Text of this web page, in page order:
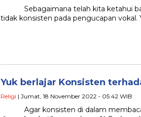
Sebagaimana telah kita ketahui
tidak konsisten pada pengucapan
Yuk berlajar Konsisten
Religi | Jumat, 18 November 2022 - 05:42 WIB
Agar konsisten di dalam membaca